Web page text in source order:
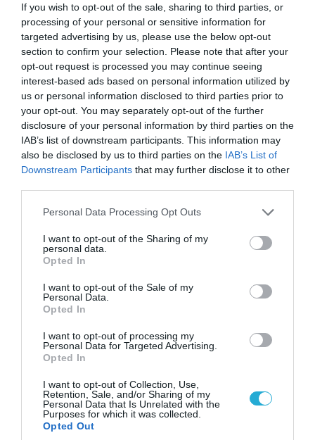
If you wish to opt-out of the sale, sharing to third parties, or
processing of your personal or sensitive information for
targeted advertising by us, please use the below opt-out
section to confirm your selection. Please note that after your
opt-out request is processed you may continue seeing
interest-based ads based on personal information utilized by
us or personal information disclosed to third parties prior to
your opt-out. You may separately opt-out of the further
disclosure of your personal information by third parties on the
IAB’s list of downstream participants. This information may
also be disclosed by us to third parties on the IAB’s List of
Downstream Participants that may further disclose it to other
Please note that this website/app uses one or more Google
not limited to your visit or usage behaviour. You may click to
grant or deny consent to Google and its third-party tags to
use your data for below specified purposes in below Google
consent section.
Personal Data Processing Opt Outs
I want to opt-out of the Sharing of my
personal data.
Opted In
I want to opt-out of the Sale of my
Personal Data.
Opted In
I want to opt-out of processing my
Personal Data for Targeted Advertising.
Opted In
I want to opt-out of Collection, Use,
Retention, Sale, and/or Sharing of my
Personal Data that Is Unrelated with the
Purposes for which it was collected.
Opted Out
05.08.2026 | 22:02
Το Ομάν συμφώνησε ότι τα Στενά του Ορμούζ
είναι υπό ιρανική κυριαρχία και επιτεύχθηκε
συμφωνία
05.08.2026 | 15:02
Ρωσικός πύραυλος με κεφαλή διασποράς
κατέστρεψε ολοσχερώς ένα από τα
μεγαλύτερα κέντρα διανομής στο Κίεβο
(βίντεο)